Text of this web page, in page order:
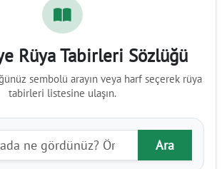
Rüya Tabirleri Sözlüğü
sembolü arayın veya harf seçerek rüya
tabirleri listesine ulaşın.
Ara